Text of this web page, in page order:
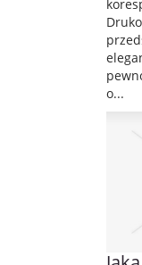
o...